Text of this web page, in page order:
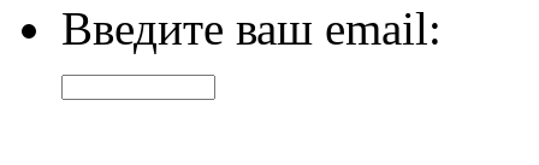
Введите ваш email: